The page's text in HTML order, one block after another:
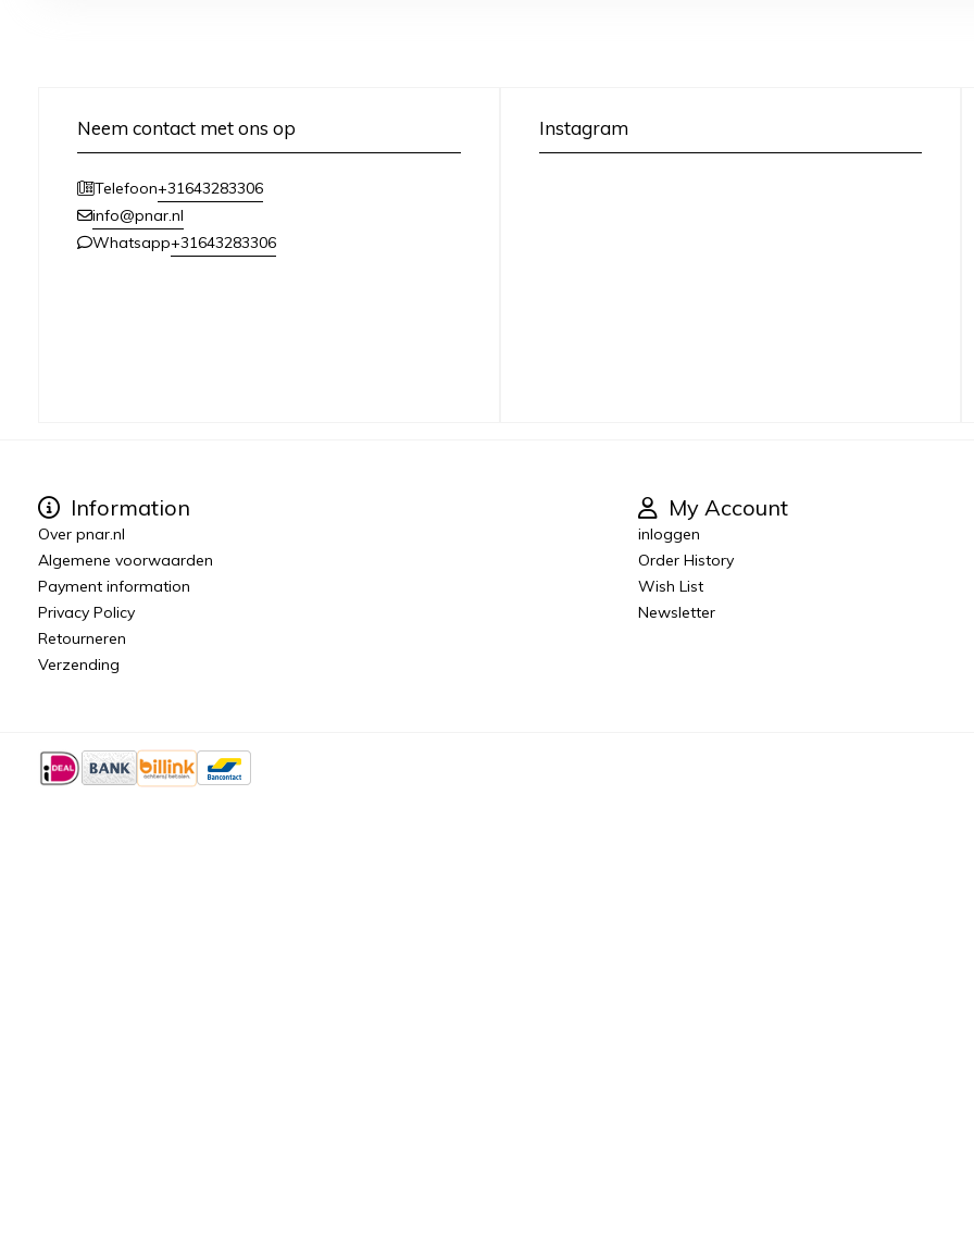
Neem contact met ons op
Telefoon+31643283306
info@pnar.nl
Whatsapp+31643283306
Instagram
Information
Over pnar.nl
Algemene voorwaarden
Payment information
Privacy Policy
Retourneren
Verzending
My Account
inloggen
Order History
Wish List
Newsletter